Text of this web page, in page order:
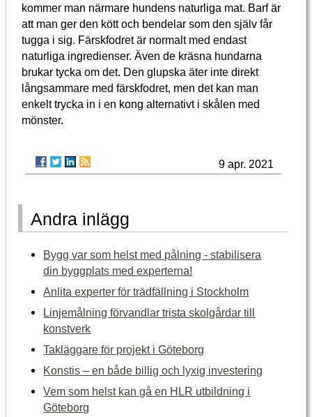
kommer man närmare hundens naturliga mat. Barf är
att man ger den kött och bendelar som den själv får
tugga i sig. Färskfodret är normalt med endast
naturliga ingredienser. Även de kräsna hundarna
brukar tycka om det. Den glupska äter inte direkt
långsammare med färskfodret, men det kan man
enkelt trycka in i en kong alternativt i skålen med
mönster.
9 apr. 2021
Andra inlägg
Bygg var som helst med pålning - stabilisera
din byggplats med experterna!
Anlita experter för trädfällning i Stockholm
Linjemålning förvandlar trista skolgårdar till
konstverk
Takläggare för projekt i Göteborg
Konstis – en både billig och lyxig investering
Vem som helst kan gå en HLR utbildning i
Göteborg